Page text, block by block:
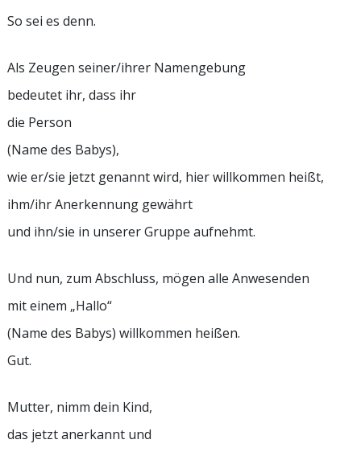
So sei es denn.
Als Zeugen seiner/ihrer Namengebung
bedeutet ihr, dass ihr
die Person
(Name des Babys),
wie er/sie jetzt genannt wird, hier willkommen heißt,
ihm/ihr Anerkennung gewährt
und ihn/sie in unserer Gruppe aufnehmt.
Und nun, zum Abschluss, mögen alle Anwesenden
mit einem „Hallo“
(Name des Babys) willkommen heißen.
Gut.
Mutter, nimm dein Kind,
das jetzt anerkannt und